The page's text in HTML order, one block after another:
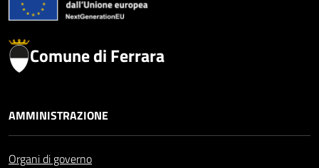
Comune di Ferrara
AMMINISTRAZIONE
Organi di governo